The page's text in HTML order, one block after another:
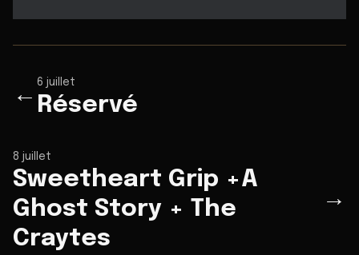
←
6 juillet
Réservé
8 juillet
Sweetheart Grip +A
Ghost Story + The
Craytes
→